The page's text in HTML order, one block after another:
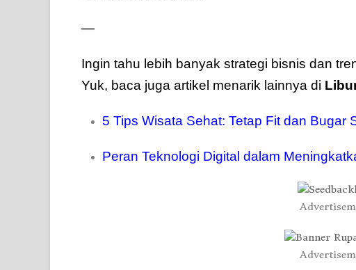
—
Ingin tahu lebih banyak strategi bisnis dan
Yuk, baca juga artikel menarik lainnya di
5 Tips Wisata Sehat: Tetap Fit dan Bugar
Peran Teknologi Digital dalam